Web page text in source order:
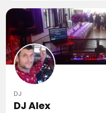
DJ
DJ Alex